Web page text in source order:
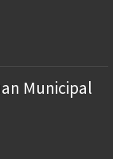
Municipal